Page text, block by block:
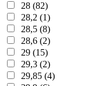
28 (82)
28,2 (1)
28,5 (8)
28,6 (2)
29 (15)
29,3 (2)
29,85 (4)